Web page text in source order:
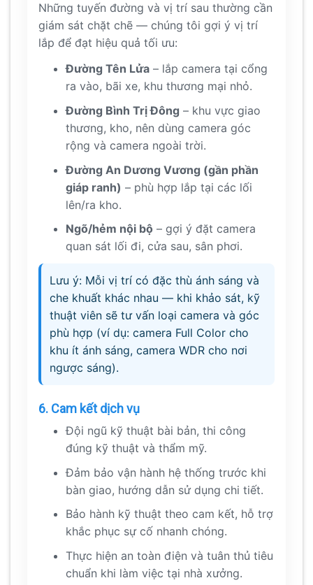
Những tuyến đường và vị trí sau thường cần
giám sát chặt chẽ — chúng tôi gợi ý vị trí
lắp để đạt hiệu quả tối ưu:
Đường Tên Lửa– lắp camera tại cổng
ra vào, bãi xe, khu thương mại nhỏ.
Đường Bình Trị Đông – khu vực giao
thương, kho, nên dùng camera góc
rộng và camera ngoài trời.
Đường An Dương Vương (gần phần
giáp ranh) – phù hợp lắp tại các lối
lên/ra kho.
Ngõ/hẻm nội bộ – gợi ý đặt camera
quan sát lối đi, cửa sau, sân phơi.
Lưu ý: Mỗi vị trí có đặc thù ánh sáng và
che khuất khác nhau — khi khảo sát, kỹ
thuật viên sẽ tư vấn loại camera và góc
phù hợp (ví dụ: camera Full Color cho
khu ít ánh sáng, camera WDR cho nơi
ngược sáng).
6. Cam kết dịch vụ
Đội ngũ kỹ thuật bài bản, thi công
đúng kỹ thuật và thẩm mỹ.
Đảm bảo vận hành hệ thống trước khi
bàn giao, hướng dẫn sử dụng chi tiết.
Bảo hành kỹ thuật theo cam kết, hỗ trợ
khắc phục sự cố nhanh chóng.
Thực hiện an toàn điện và tuân thủ tiêu
chuẩn khi làm việc tại nhà xưởng.